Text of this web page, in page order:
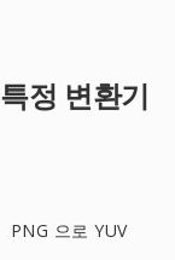
특정 변환기
PNG 으로 YUV